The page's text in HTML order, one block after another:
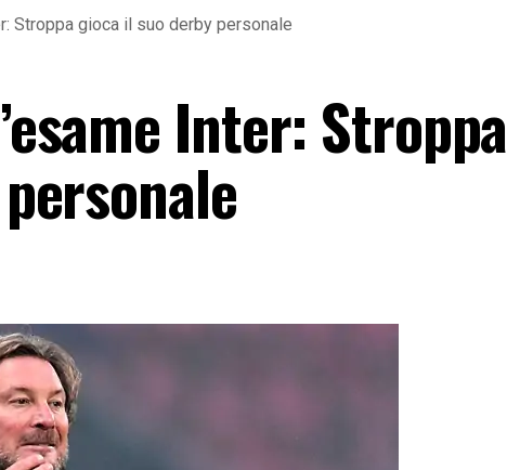
Stroppa gioca il suo derby personale
Inter: Stroppa